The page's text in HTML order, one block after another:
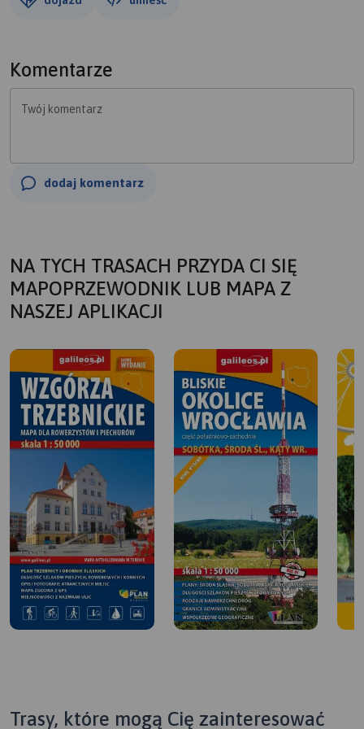
Komentarze
Twój komentarz
dodaj komentarz
NA TYCH TRASACH PRZYDA CI SIĘ
MAPOPRZEWODNIK LUB MAPA Z
NASZEJ APLIKACJI
Trasy, które mogą Cię zainteresować